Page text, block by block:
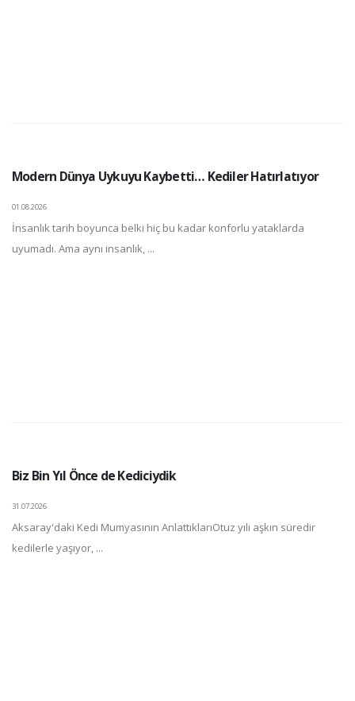
Modern Dünya Uykuyu Kaybetti… Kediler Hatırlatıyor
01.08.2026
İnsanlık tarih boyunca belki hiç bu kadar konforlu yataklarda
uyumadı. Ama aynı insanlık, ...
Biz Bin Yıl Önce de Kediciydik
31.07.2026
Aksaray'daki Kedi Mumyasının AnlattıklarıOtuz yılı aşkın süredir
kedilerle yaşıyor, ...